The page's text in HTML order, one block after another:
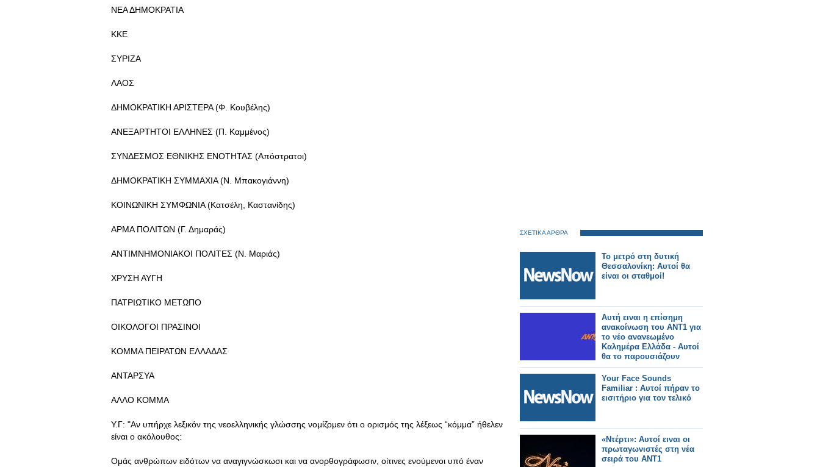
ΝΕΑ ΔΗΜΟΚΡΑΤΙΑ
ΚΚΕ
ΣΥΡΙΖΑ
ΛΑΟΣ
ΔΗΜΟΚΡΑΤΙΚΗ ΑΡΙΣΤΕΡΑ (Φ. Κουβέλης)
ΑΝΕΞΑΡΤΗΤΟΙ ΕΛΛΗΝΕΣ (Π. Καμμένος)
ΣΥΝΔΕΣΜΟΣ ΕΘΝΙΚΗΣ ΕΝΟΤΗΤΑΣ (Απόστρατοι)
ΔΗΜΟΚΡΑΤΙΚΗ ΣΥΜΜΑΧΙΑ (Ν. Μπακογιάννη)
ΚΟΙΝΩΝΙΚΗ ΣΥΜΦΩΝΙΑ (Κατσέλη, Καστανίδης)
ΑΡΜΑ ΠΟΛΙΤΩΝ (Γ. Δημαράς)
ΑΝΤΙΜΝΗΜΟΝΙΑΚΟΙ ΠΟΛΙΤΕΣ (Ν. Μαριάς)
ΧΡΥΣΗ ΑΥΓΗ
ΠΑΤΡΙΩΤΙΚΟ ΜΕΤΩΠΟ
ΟΙΚΟΛΟΓΟΙ ΠΡΑΣΙΝΟΙ
ΚΟΜΜΑ ΠΕΙΡΑΤΩΝ ΕΛΛΑΔΑΣ
ΑΝΤΑΡΣΥΑ
ΑΛΛΟ ΚΟΜΜΑ
Υ.Γ: "Αν υπήρχε λεξικόν της νεοελληνικής γλώσσης νομίζομεν ότι ο ορισμός της λέξεως “κόμμα” ήθελεν
είναι ο ακόλουθος:
Ομάς ανθρώπων ειδότων να αναγιγνώσκωσι και να ανορθογράφωσιν, οίτινες ενούμενοι υπό έναν
ΣΧΕΤΙΚΑ ΑΡΘΡΑ
Το μετρό στη δυτική
Θεσσαλονίκη: Αυτοί θα
είναι οι σταθμοί!
Αυτή ειναι η επίσημη
ανακοίνωση του ΑΝΤ1 για
το νέο ανανεωμένο
Καλημέρα Ελλάδα - Αυτοί
θα το παρουσιάζουν
Your Face Sounds
Familiar : Αυτοί πήραν το
εισιτήριο για τον τελικό
«Ντέρτι»: Αυτοί ειναι οι
πρωταγωνιστές στη νέα
σειρά του ΑΝΤ1